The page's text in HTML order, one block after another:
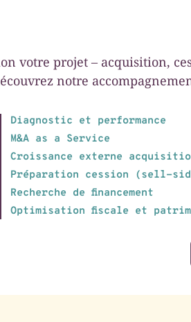
votre projet – acquisition,
notre
Diagnostic et performance
M&A as a Service
Croissance externe
Préparation cession (sell-
Recherche de financement
Optimisation fiscale et